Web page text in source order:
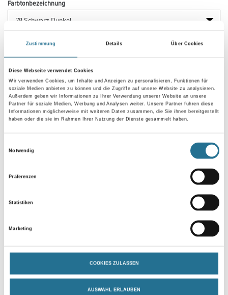
Zustimmung Details Über Cookies
Diese Webseite verwendet Cookies
Wir verwenden Cookies, um Inhalte und Anzeigen zu personalisieren, Funktionen für
soziale Medien anbieten zu können und die Zugriffe auf unsere Website zu analysieren.
Außerdem geben wir Informationen zu Ihrer Verwendung unserer Website an unsere
Partner für soziale Medien, Werbung und Analysen weiter. Unsere Partner führen diese
Informationen möglicherweise mit weiteren Daten zusammen, die Sie ihnen bereitgestellt
haben oder die sie im Rahmen Ihrer Nutzung der Dienste gesammelt haben.
Notwendig
Präferenzen
Statistiken
Marketing
COOKIES ZULASSEN
AUSWAHL ERLAUBEN
Farbtonbezeichnung
Verarbeitung Bodenbelag
Länge in centimeter
Breite in centimeter
Umrechnungsfaktoren